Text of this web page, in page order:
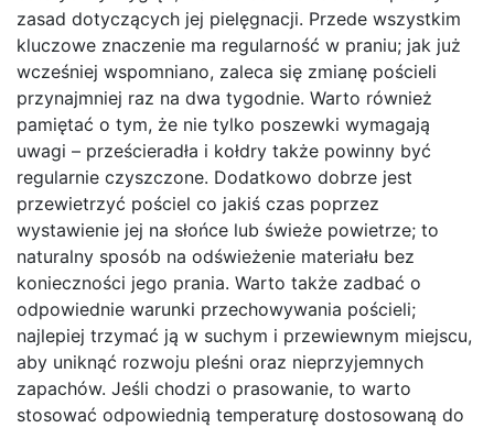
zasad dotyczących jej pielęgnacji. Przede wszystkim
kluczowe znaczenie ma regularność w praniu; jak już
wcześniej wspomniano, zaleca się zmianę pościeli
przynajmniej raz na dwa tygodnie. Warto również
pamiętać o tym, że nie tylko poszewki wymagają
uwagi – prześcieradła i kołdry także powinny być
regularnie czyszczone. Dodatkowo dobrze jest
przewietrzyć pościel co jakiś czas poprzez
wystawienie jej na słońce lub świeże powietrze; to
naturalny sposób na odświeżenie materiału bez
konieczności jego prania. Warto także zadbać o
odpowiednie warunki przechowywania pościeli;
najlepiej trzymać ją w suchym i przewiewnym miejscu,
aby uniknąć rozwoju pleśni oraz nieprzyjemnych
zapachów. Jeśli chodzi o prasowanie, to warto
stosować odpowiednią temperaturę dostosowaną do